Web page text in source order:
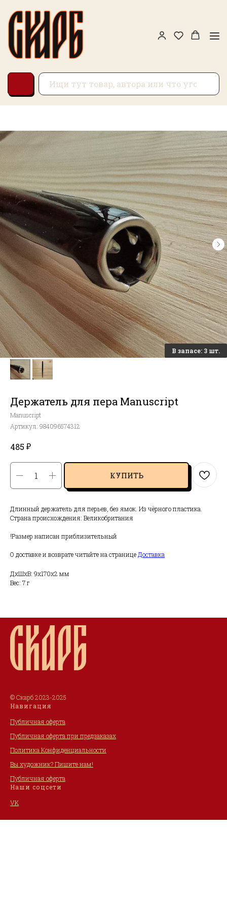
Держатель для пера Manuscript
Manuscript
Артикул: 984096574312
485 ₽
КУПИТЬ
Длинный держатель для перьев, без ямок. Из чёрного пластика.
Страна происхождения: Великобритания
!Размер написан приблизительный
О доставке и возврате читайте на страницеДоставка
ДxШxВ: 9x170x2 мм
Вес: 7 г
© Скарб 2023-2025
Навигация
Публичная оферта
Публичная оферта при предзаказах
Политика Конфиденциальности
Вы художник? Пишите нам!
Публичная оферта
Наши соцсети
VK